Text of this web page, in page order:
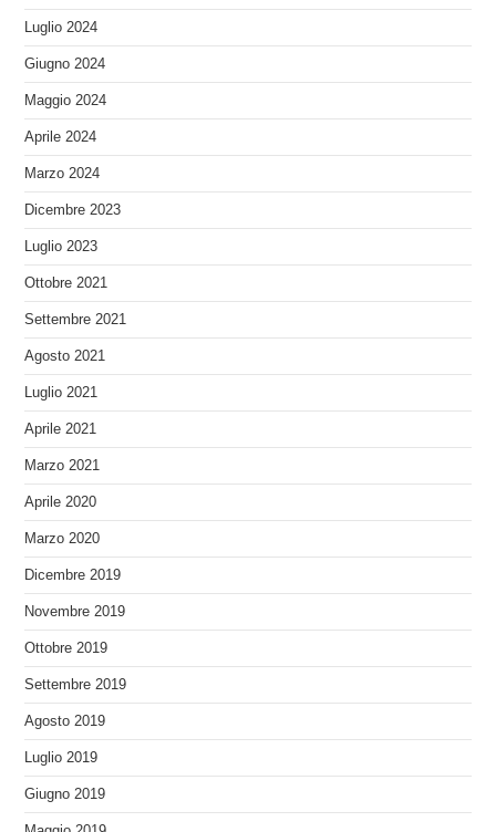
Luglio 2024
Giugno 2024
Maggio 2024
Aprile 2024
Marzo 2024
Dicembre 2023
Luglio 2023
Ottobre 2021
Settembre 2021
Agosto 2021
Luglio 2021
Aprile 2021
Marzo 2021
Aprile 2020
Marzo 2020
Dicembre 2019
Novembre 2019
Ottobre 2019
Settembre 2019
Agosto 2019
Luglio 2019
Giugno 2019